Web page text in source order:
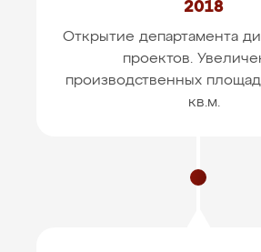
2018
Открытие департамента
проектов.
производственных
кв.м.